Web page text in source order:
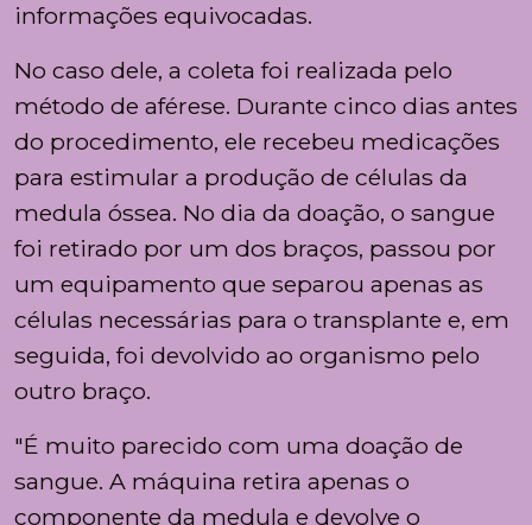
informações equivocadas.
No caso dele, a coleta foi realizada pelo
método de aférese. Durante cinco dias antes
do procedimento, ele recebeu medicações
para estimular a produção de células da
medula óssea. No dia da doação, o sangue
foi retirado por um dos braços, passou por
um equipamento que separou apenas as
células necessárias para o transplante e, em
seguida, foi devolvido ao organismo pelo
outro braço.
"É muito parecido com uma doação de
sangue. A máquina retira apenas o
componente da medula e devolve o